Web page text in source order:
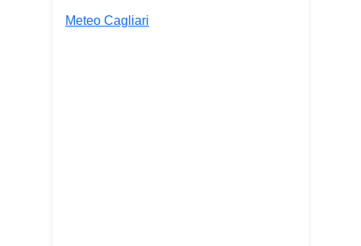
Meteo Cagliari